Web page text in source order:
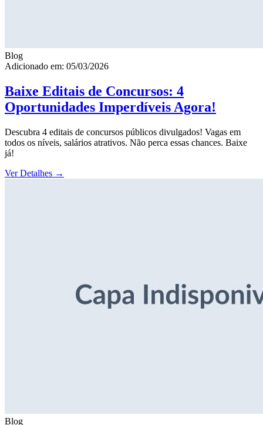
Blog
Adicionado em: 05/03/2026
Baixe Editais de Concursos: 4
Oportunidades Imperdíveis Agora!
Descubra 4 editais de concursos públicos divulgados! Vagas em
todos os níveis, salários atrativos. Não perca essas chances. Baixe
já!
Ver Detalhes →
Blog